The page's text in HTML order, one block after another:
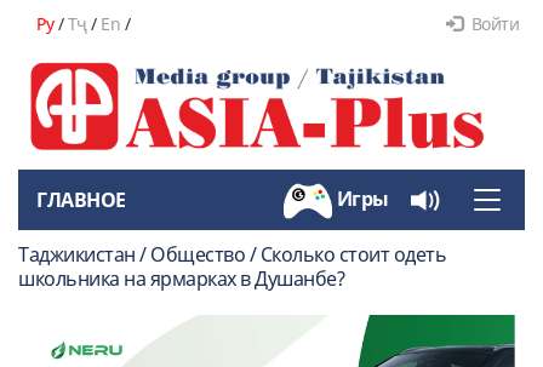
Ру/Тҷ/ En / Войти
Toggle
ГЛАВНОЕ Игры
Таджикистан / Общество / Сколько стоит одеть
школьника на ярмарках в Душанбе?